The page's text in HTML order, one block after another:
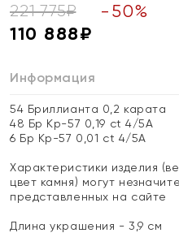
221 775₽ - 50%
110 888₽
Информация
54 Бриллианта 0,2 карата
48 Бр Кр-57 0,19 ct 4/5А
6 Бр Кр-57 0,01 ct 4/5А
Характеристики изделия
цвет камня) могут
представленных на сайте
Длина украшения - 3,9 см